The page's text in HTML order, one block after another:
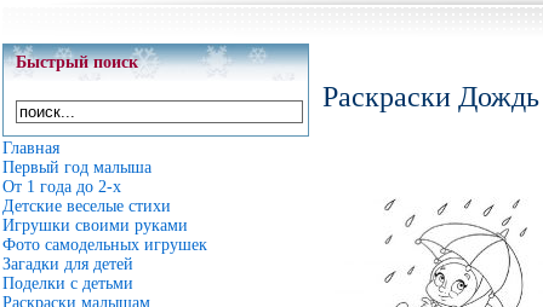
Быстрый поиск
Главная
Первый год малыша
От 1 года до 2-х
Детские веселые стихи
Игрушки своими руками
Фото самодельных игрушек
Загадки для детей
Поделки с детьми
Раскраски малышам
Раскраски